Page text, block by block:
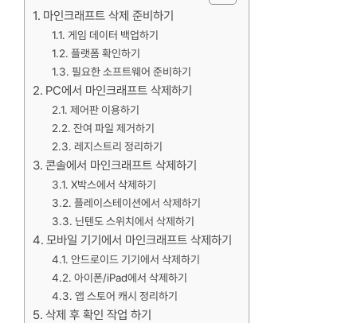
마인크래프트 삭제 준비하기
게임 데이터 백업하기
플랫폼 확인하기
필요한 소프트웨어 준비하기
PC에서 마인크래프트 삭제하기
제어판 이용하기
잔여 파일 제거하기
레지스트리 정리하기
콘솔에서 마인크래프트 삭제하기
X박스에서 삭제하기
플레이스테이션에서 삭제하기
닌텐도 스위치에서 삭제하기
모바일 기기에서 마인크래프트 삭제하기
안드로이드 기기에서 삭제하기
아이폰/iPad에서 삭제하기
앱 스토어 캐시 정리하기
삭제 후 확인 작업 하기